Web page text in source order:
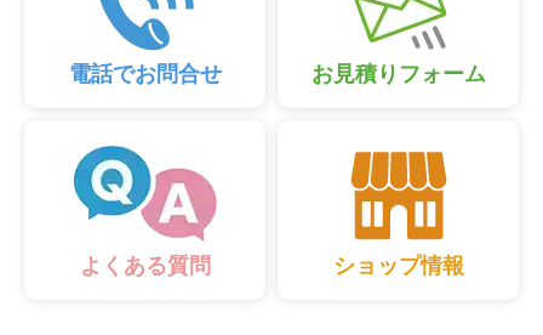
電話でお問合せ お見積りフォーム
よくある質問 ショップ情報